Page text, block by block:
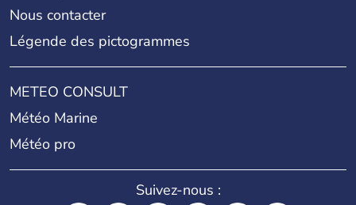
Nous contacter
Légende des pictogrammes
METEO CONSULT
Météo Marine
Météo pro
Suivez-nous :